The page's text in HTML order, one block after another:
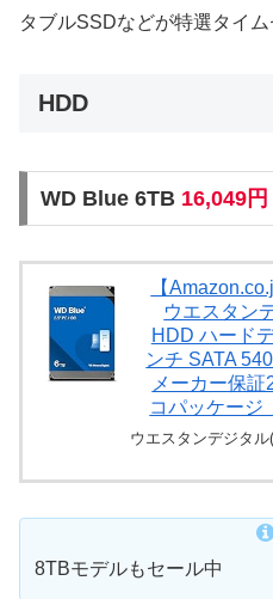
タブルSSDなどが特選タイム
HDD
WD Blue 6TB 16,049
【
ウエスタン
HDD ハード
ンチ SATA
メーカー保
コパッケージ
ウエスタンデジタ
8TBモデルもセール中